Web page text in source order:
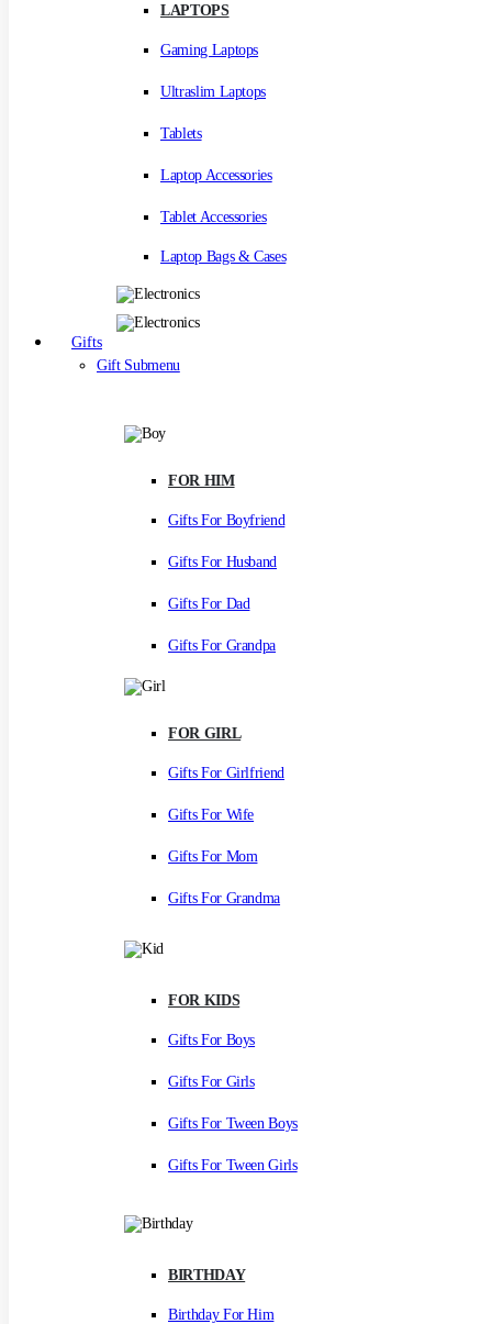
LAPTOPS
Gaming Laptops
Ultraslim Laptops
Tablets
Laptop Accessories
Tablet Accessories
Laptop Bags & Cases
Gifts
Gift Submenu
FOR HIM
Gifts For Boyfriend
Gifts For Husband
Gifts For Dad
Gifts For Grandpa
FOR GIRL
Gifts For Girlfriend
Gifts For Wife
Gifts For Mom
Gifts For Grandma
FOR KIDS
Gifts For Boys
Gifts For Girls
Gifts For Tween Boys
Gifts For Tween Girls
BIRTHDAY
Birthday For Him